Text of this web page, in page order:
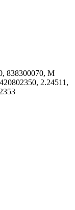
838300070, M
2.24511,